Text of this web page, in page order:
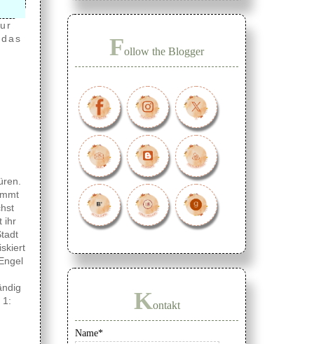
ihr
1:
Follow the Blogger
Kontakt
Name*